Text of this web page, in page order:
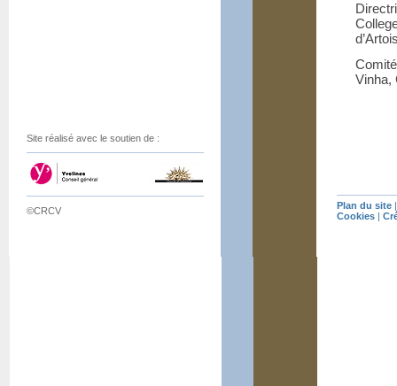
Vinha,
Site réalisé avec le soutien de :
©CRCV Plan du site
Cookies |